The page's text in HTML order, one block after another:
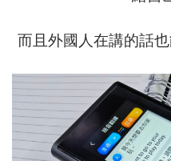
而且外國人在講的話